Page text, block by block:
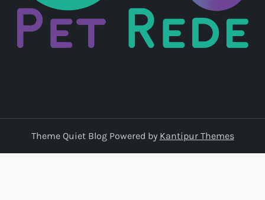
Theme Quiet Blog Powered by Kantipur Themes